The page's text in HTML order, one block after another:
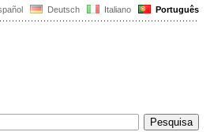
Deutsch Italiano Português